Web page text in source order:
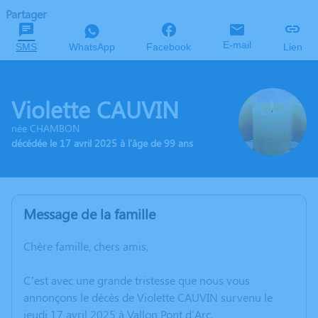
Partager
SMS WhatsApp Facebook E-mail Lien
Violette CAUVIN
née CHAMBON
décédée le 17 avril 2025 à l'âge de 99 ans
Message de la famille
Chère famille, chers amis,
C’est avec une grande tristesse que nous vous
annonçons le décès de Violette CAUVIN survenu le
jeudi 17 avril 2025 à Vallon Pont d'Arc.